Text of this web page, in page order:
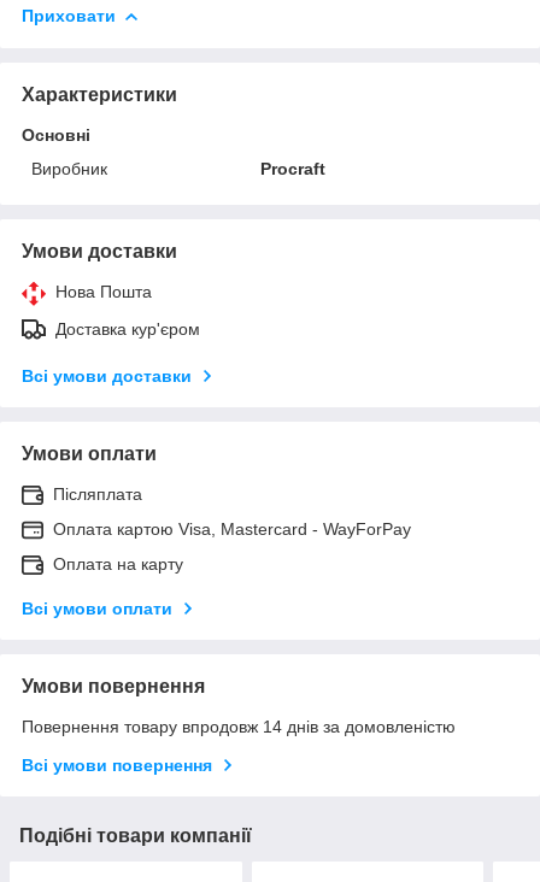
Приховати
Характеристики
Основні
Виробник
Procraft
Умови доставки
Нова Пошта
Доставка кур'єром
Всі умови доставки
Умови оплати
Післяплата
Оплата картою Visa, Mastercard - WayForPay
Оплата на карту
Всі умови оплати
Умови повернення
Повернення товару впродовж 14 днів за домовленістю
Всі умови повернення
Подібні товари компанії